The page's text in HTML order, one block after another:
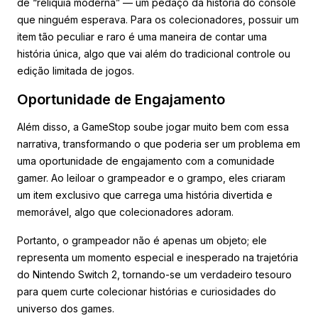
de “relíquia moderna” — um pedaço da história do console
que ninguém esperava. Para os colecionadores, possuir um
item tão peculiar e raro é uma maneira de contar uma
história única, algo que vai além do tradicional controle ou
edição limitada de jogos.
Oportunidade de Engajamento
Além disso, a GameStop soube jogar muito bem com essa
narrativa, transformando o que poderia ser um problema em
uma oportunidade de engajamento com a comunidade
gamer. Ao leiloar o grampeador e o grampo, eles criaram
um item exclusivo que carrega uma história divertida e
memorável, algo que colecionadores adoram.
Portanto, o grampeador não é apenas um objeto; ele
representa um momento especial e inesperado na trajetória
do Nintendo Switch 2, tornando-se um verdadeiro tesouro
para quem curte colecionar histórias e curiosidades do
universo dos games.